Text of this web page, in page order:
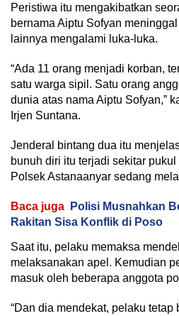
Peristiwa itu mengakibatkan
bernama Aiptu Sofyan
lainnya mengalami luka-luka.
“Ada 11 orang menjadi korban,
satu warga sipil. Satu orang
dunia atas nama Aiptu Sofyan,”
Irjen Suntana.
Jenderal bintang dua itu
bunuh diri itu terjadi sekitar
Polsek Astanaanyar sedang
Baca juga
Polisi Musnahkan
Rakitan Sisa Konflik di Poso
Saat itu, pelaku memaksa
melaksanakan apel. Kemudian
masuk oleh beberapa anggota
“Dan dia mendekat, pelaku